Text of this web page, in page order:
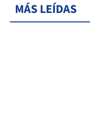
MÁS LEÍDAS